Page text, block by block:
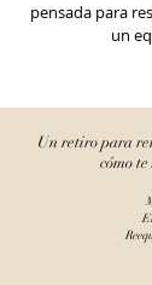
pensada para
un
Un retiro para
cómo